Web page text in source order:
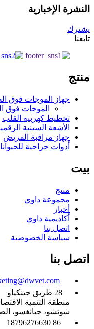
النشرة الإخبارية
يشترك
تابعنا
منتج
جهاز الموجات فوق
الموجات فوق
تخطيط كهربية القلب
الأشعة السينية
جهاز مراقبة المريض
أدوات جراحية
بيت
منتج
مجموعة داوي
أخبار
أكاديمية داوي
اتصل بنا
سياسة الخصوصية
اتصل بنا
28 طريق جينكياو
منطقة التنمية
شوتشو، جيانغسو،
86 18796276630